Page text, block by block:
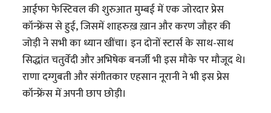
आईफा फेस्टिवल की शुरुआत मुम्बई में एक जोरदार प्रेस
कॉन्फ्रेंस से हुई, जिसमें शाहरुख़ ख़ान और करण जौहर की
जोड़ी ने सभी का ध्यान खींचा। इन दोनों स्टार्स के साथ-साथ
सिद्धांत चतुर्वेदी और अभिषेक बनर्जी भी इस मौके पर मौजूद थे।
राणा दग्गुबती और संगीतकार एहसान नूरानी ने भी इस प्रेस
कॉन्फ्रेंस में अपनी छाप छोड़ी।